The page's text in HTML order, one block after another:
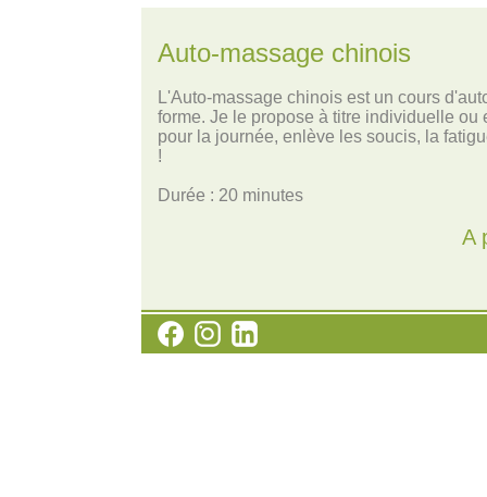
Auto-massage chinois
L'Auto-massage chinois est un cours
forme. Je le propose à titre individuelle
pour la journée, enlève les soucis, la
!
Durée : 20 minutes
A